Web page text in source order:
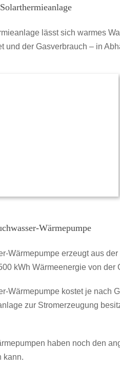
lässt sich warmes
und der Gasverbrauch – in
Wärmepumpe
Wärmepumpe erzeugt aus
kWh Wärmeenergie von der
Wärmepumpe kostet je nach
zur Stromerzeugung
haben noch den
kann.